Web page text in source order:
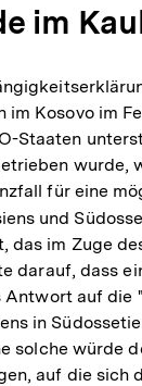
im
im Kosovo im
Staaten
wurde,
für eine
und
das im Zuge
darauf, dass
auf die
in
solche würde
auf die sich